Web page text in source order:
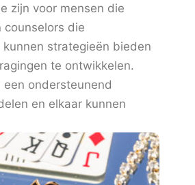
zijn voor mensen die
die
strategieën bieden
te ontwikkelen.
ondersteunend
en elkaar kunnen